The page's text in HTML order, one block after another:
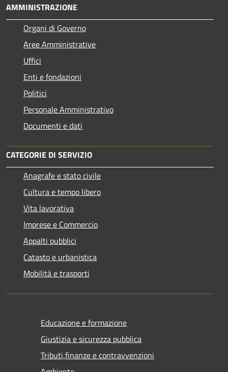
AMMINISTRAZIONE
Organi di Governo
Aree Amministrative
Uffici
Enti e fondazioni
Politici
Personale Amministrativo
Documenti e dati
CATEGORIE DI SERVIZIO
Anagrafe e stato civile
Cultura e tempo libero
Vita lavorativa
Imprese e Commercio
Appalti pubblici
Catasto e urbanistica
Mobilità e trasporti
Educazione e formazione
Giustizia e sicurezza pubblica
Tributi,finanze e contravvenzioni